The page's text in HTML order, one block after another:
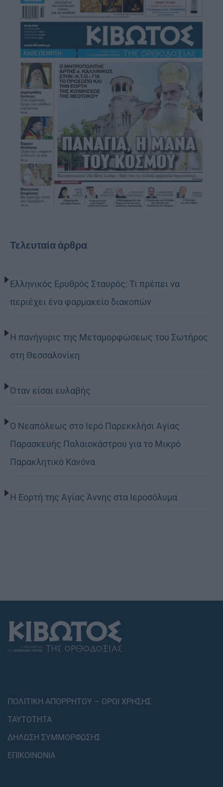
Τελευταία άρθρα
Ελληνικός Ερυθρός Σταυρός: Τι πρέπει να
περιέχει ένα φαρμακείο διακοπών
Η πανήγυρις της Μεταμορφώσεως του Σωτήρος
στη Θεσσαλονίκη
Όταν είσαι ευλαβής
Ο Νεαπόλεως στο Ιερό Παρεκκλήσι Αγίας
Παρασκευής Παλαιοκάστρου για το Μικρό
Παρακλητικό Κανόνα
Η Εορτή της Αγίας Άννης στα Ιεροσόλυμα
ΠΟΛΙΤΙΚΗ ΑΠΟΡΡΗΤΟΥ – ΟΡΟΙ ΧΡΗΣΗΣ
ΤΑΥΤΟΤΗΤΑ
ΔΗΛΩΣΗ ΣΥΜΜΟΡΦΩΣΗΣ
ΕΠΙΚΟΙΝΩΝΙΑ